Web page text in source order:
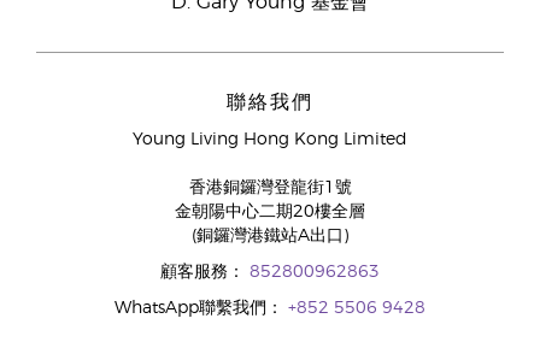
聯絡我們
Young Living Hong Kong Limited
香港銅鑼灣登龍街1號
金朝陽中心二期20樓全層
(銅鑼灣港鐵站A出口)
顧客服務： 852800962863
WhatsApp聯繫我們： +852 5506 9428